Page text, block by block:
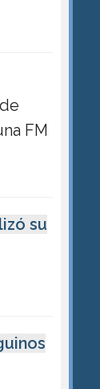
FM
su